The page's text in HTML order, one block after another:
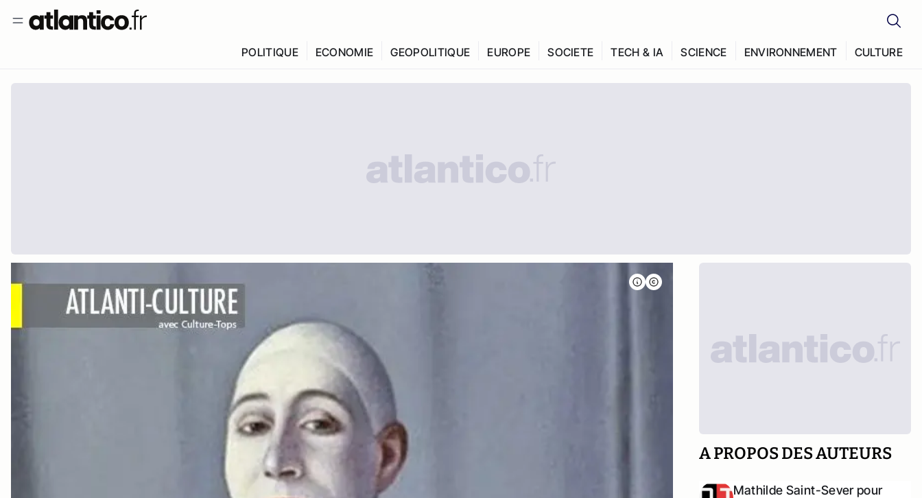
POLITIQUE ECONOMIE GEOPOLITIQUE EUROPE SOCIETE TECH & IA SCIENCE ENVIRONNEMENT CULTURE
A PROPOS DES AUTEURS
Mathilde Saint-Sever pour